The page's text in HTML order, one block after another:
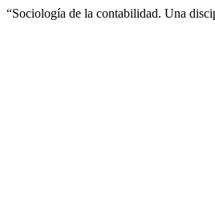
“Sociología de la contabilidad. Una